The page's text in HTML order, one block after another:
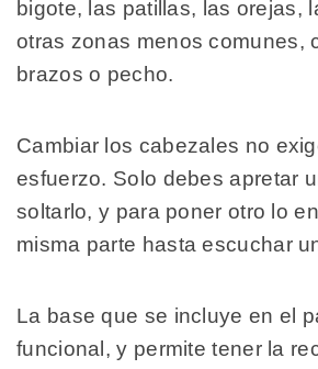
bigote, las patillas, las orejas,
otras zonas menos comunes,
brazos o pecho.
Cambiar los cabezales no
esfuerzo. Solo debes apretar
soltarlo, y para poner otro lo
misma parte hasta escuchar
La base que se incluye en el
funcional, y permite tener la